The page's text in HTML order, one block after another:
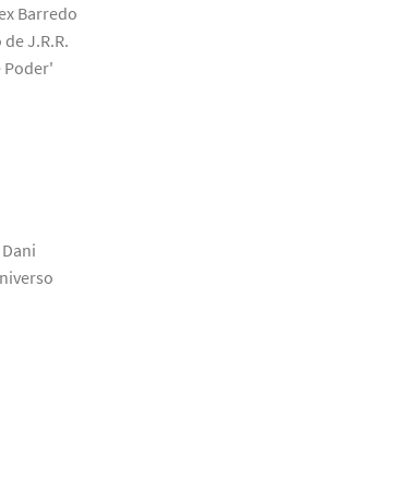
Barredo
J.R.R.
Poder'